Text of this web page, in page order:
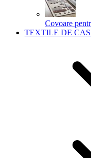
Covoare
TEXTILE DE